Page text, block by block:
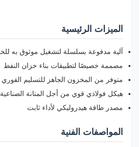
الميزات الرئيسية
آلية مدفوعة بسلسلة لتشغيل موثوق به
مصممة خصيصًا لتطبيقات بناء خزان النفط
متوفر من المخزون الجاهز للتسليم الفوري
هيكل فولاذي قوي من أجل المتانة الصناعية
مصدر طاقة هيدروليكي لأداء ثابت
المواصفات الفنية